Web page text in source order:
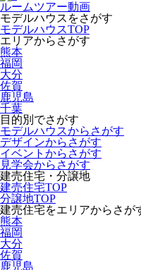
ルームツアー動画
モデルハウスをさがす
モデルハウスTOP
エリアからさがす
熊本
福岡
大分
佐賀
鹿児島
千葉
目的別でさがす
モデルハウスからさがす
デザインからさがす
イベントからさがす
見学会からさがす
建売住宅・分譲地
建売住宅TOP
分譲地TOP
建売住宅をエリアからさが
熊本
福岡
大分
佐賀
鹿児島